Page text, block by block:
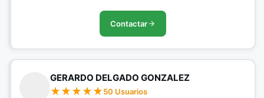
Contactar
GERARDO DELGADO GONZALEZ
50 Usuarios